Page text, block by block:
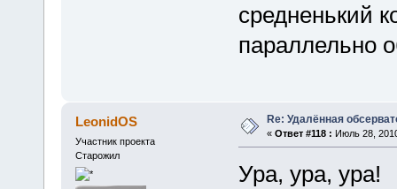
средненький
параллельно
LeonidOS
Участник проекта
Старожил
Re: Удалённая
« Ответ #118 : Июль 28,
Ура, ура, ура!